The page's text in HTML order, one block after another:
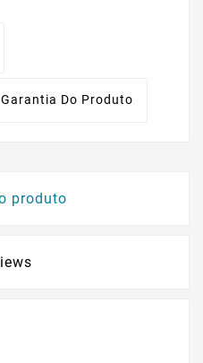
Garantia Do Produto
produto